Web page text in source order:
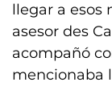
llegar a esos
asesor des
acompañó
mencionaba